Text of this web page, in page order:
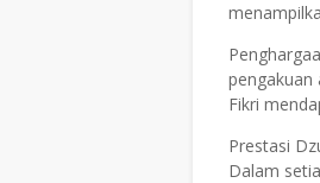
pengakuan
Fikri
Prestasi
Dalam